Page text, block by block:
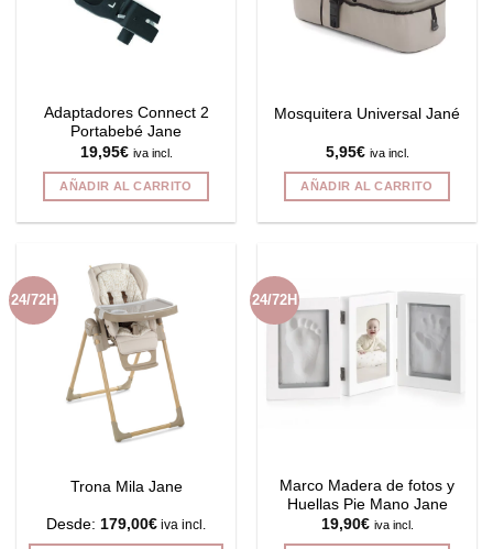
Adaptadores Connect 2
Portabebé Jane
19,95€ iva incl.
AÑADIR AL CARRITO
Mosquitera Universal Jané
5,95€ iva incl.
AÑADIR AL CARRITO
24/72H
Trona Mila Jane
Desde: 179,00€ iva incl.
24/72H
Marco Madera de fotos y
Huellas Pie Mano Jane
19,90€ iva incl.